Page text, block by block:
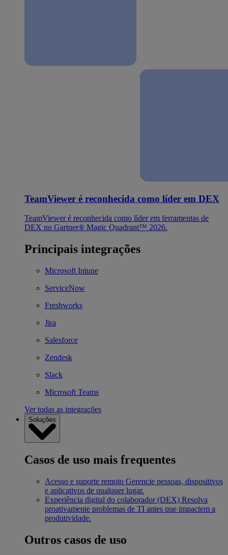
TeamViewer é reconhecida como líder em DEX
TeamViewer é reconhecida como líder em ferramentas de
DEX no Gartner® Magic Quadrant™ 2026.
Principais integrações
Microsoft Intune
ServiceNow
Freshworks
Jira
Salesforce
Zendesk
Slack
Microsoft Teams
Ver todas as integrações
Soluções
Casos de uso mais frequentes
Acesso e suporte remoto Gerencie pessoas, dispositivos
e aplicativos de qualquer lugar.
Experiência digital do colaborador (DEX) Resolva
proativamente problemas de TI antes que impactem a
produtividade.
Outros casos de uso